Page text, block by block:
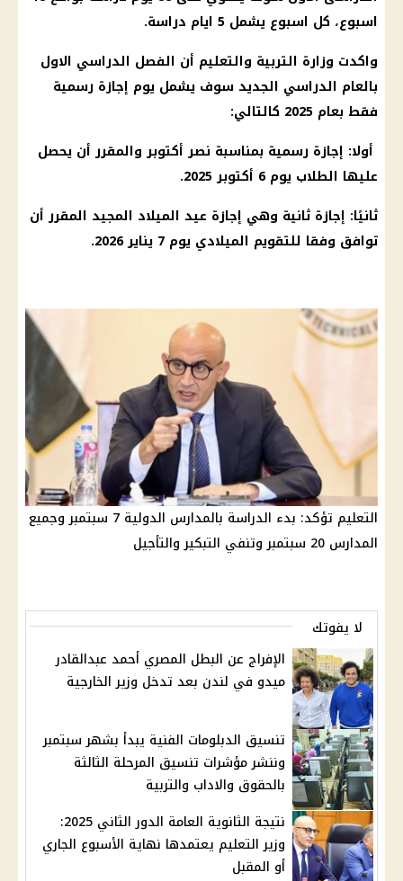
اسبوع، كل اسبوع يشمل 5 ايام دراسة.
واكدت وزارة التربية والتعليم أن الفصل الدراسي الاول
بالعام الدراسي الجديد سوف يشمل يوم إجازة رسمية
فقط بعام 2025 كالتالي:
أولا: إجازة رسمية بمناسبة نصر أكتوبر والمقرر أن يحصل
عليها الطلاب يوم 6 أكتوبر 2025.
ثانيًا: إجازة ثانية وهي إجازة عيد الميلاد المجيد المقرر أن
توافق وفقا للتقويم الميلادي يوم 7 يناير 2026.
التعليم تؤكد: بدء الدراسة بالمدارس الدولية 7 سبتمبر وجميع
المدارس 20 سبتمبر وتنفي التبكير والتأجيل
لا يفوتك
الإفراج عن البطل المصري أحمد عبدالقادر
ميدو في لندن بعد تدخل وزير الخارجية
تنسيق الدبلومات الفنية يبدأ بشهر سبتمبر
وننشر مؤشرات تنسيق المرحلة الثالثة
بالحقوق والاداب والتربية
نتيجة الثانوية العامة الدور الثاني 2025:
وزير التعليم يعتمدها نهاية الأسبوع الجاري
أو المقبل